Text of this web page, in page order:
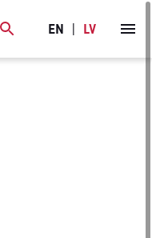
EN LV